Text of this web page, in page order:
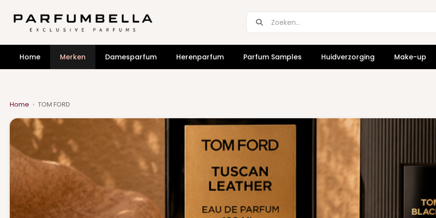
Home Merken Damesparfum Herenparfum Parfum Samples Huidverzorging Make-up
Home › TOM FORD